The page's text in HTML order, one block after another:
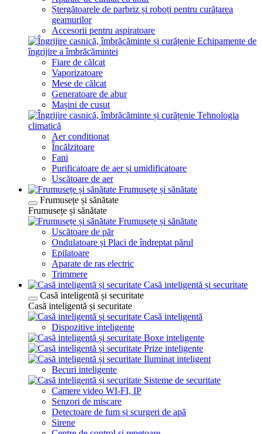
Ștergătoarele de parbriz și roboți pentru curățarea
geamurilor
Accesorii pentru aspiratoare
Echipamente de
îngrijire a îmbrăcămintei
Fiare de călcat
Vaporizatoare
Mese de călcat
Generatoare de abur
Mașini de cusut
Tehnologia
climatică
Aer conditionat
Încălzitoare
Fani
Purificatoare de aer și umidificatoare
Uscătoare de aer
Frumusețe și sănătate
Frumusețe și sănătate
Frumusețe și sănătate
Frumusețe și sănătate
Uscătoare de păr
Ondulatoare și Placi de îndreptat părul
Epilatoare
Aparate de ras electric
Trimmere
Casă inteligentă și securitate
Casă inteligentă și securitate
Casă inteligentă și securitate
Casă inteligentă
Dispozitive inteligente
Boxe inteligente
Prize inteligente
Iluminat inteligent
Becuri inteligente
Sisteme de securitate
Camere video WI-FI, IP
Senzori de miscare
Detectoare de fum și scurgeri de apă
Sirene